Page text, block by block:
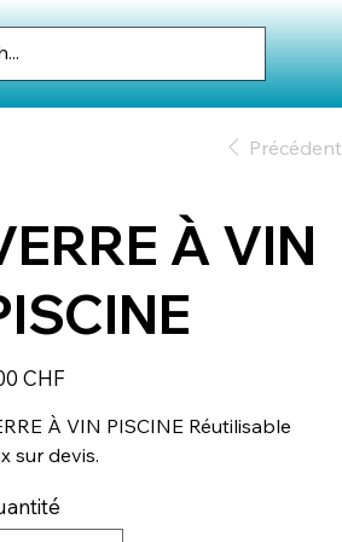
Précédent
À VIN
CHF
À VIN PISCINE Réutilisable
sur devis.